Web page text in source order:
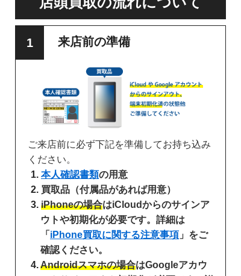
来店前の準備
ご来店前に必ず下記を準備してお持ち込み
ください。
本人確認書類の用意
買取品（付属品があれば用意）
iPhoneの場合はiCloudからのサインア
ウトや初期化が必要です。詳細は
「 iPhone買取に関する注意事項 」をご
確認ください。
Androidスマホの場合はGoogleアカウ